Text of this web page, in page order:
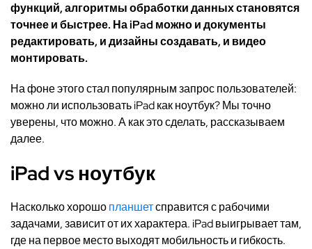
функций, алгоритмы обработки данных становятся
точнее и быстрее. На iPad можно и документы
редактировать, и дизайны создавать, и видео
монтировать.
На фоне этого стал популярным запрос пользователей:
можно ли использовать iPad как ноутбук? Мы точно
уверены, что можно. А как это сделать, рассказываем
далее.
iPad vs ноутбук
Насколько хорошопланшетсправится с рабочими
задачами, зависит от их характера. iPad выигрывает там,
где на первое место выходят мобильность и гибкость.